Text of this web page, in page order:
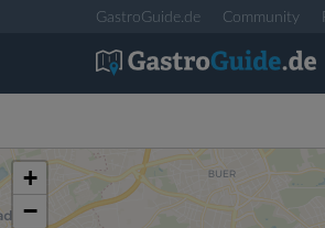
GastroGuide.de Community
+
−